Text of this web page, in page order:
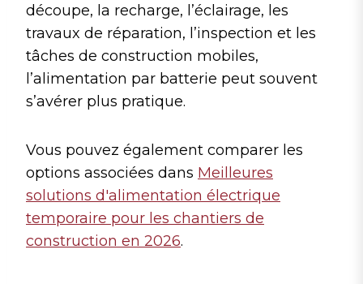
découpe, la recharge, l’éclairage, les
travaux de réparation, l’inspection et les
tâches de construction mobiles,
l’alimentation par batterie peut souvent
s’avérer plus pratique.
Vous pouvez également comparer les
options associées dans Meilleures
solutions d'alimentation électrique
temporaire pour les chantiers de
construction en 2026.